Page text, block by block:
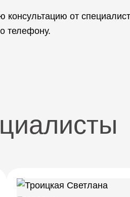
консультацию от
телефону.